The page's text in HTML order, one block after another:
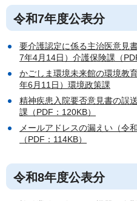
令和7年度公表分
要介護認定に係る主治医意見
7年4月14日）介護保険課（
かごしま環境未来館の環境教
年6月11日）環境政策課
精神疾患入院要否意見書の誤
課（PDF：120KB）
メールアドレスの漏えい（令
（PDF：114KB）
令和8年度公表分